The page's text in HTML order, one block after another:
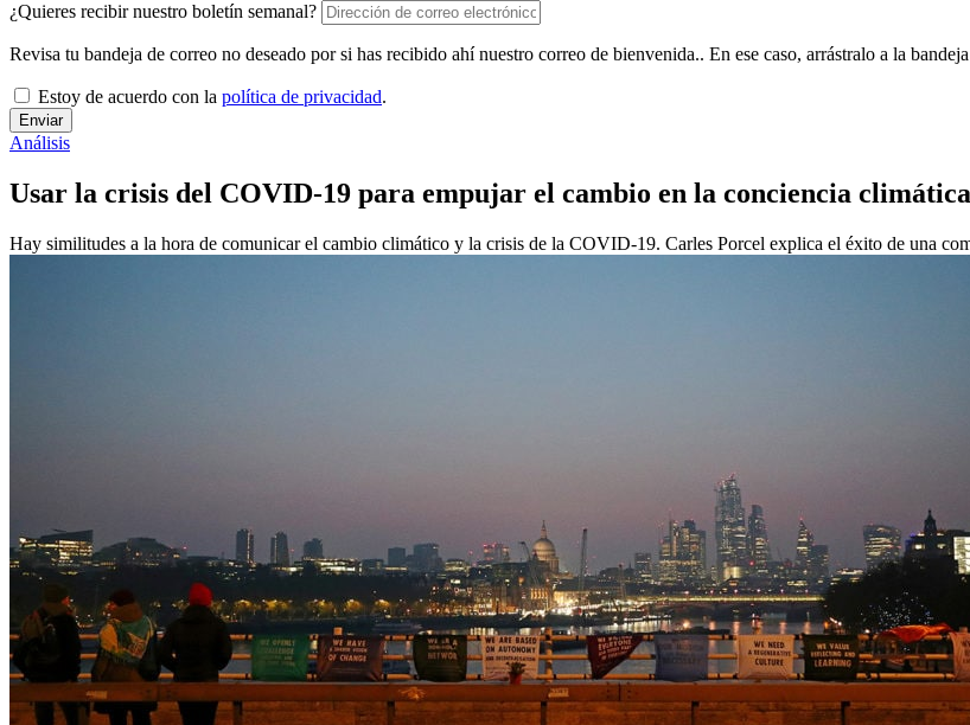
¿Quieres recibir nuestro boletín semanal?
Revisa tu bandeja de correo no deseado por si has recibido ahí nuestro correo de bienvenida.. En ese caso, arrástralo a la
Estoy de acuerdo con la política de privacidad.
Análisis
Usar la crisis del COVID-19 para empujar el cambio en la conciencia climática
Hay similitudes a la hora de comunicar el cambio climático y la crisis de la COVID-19. Carles Porcel explica el éxito de una